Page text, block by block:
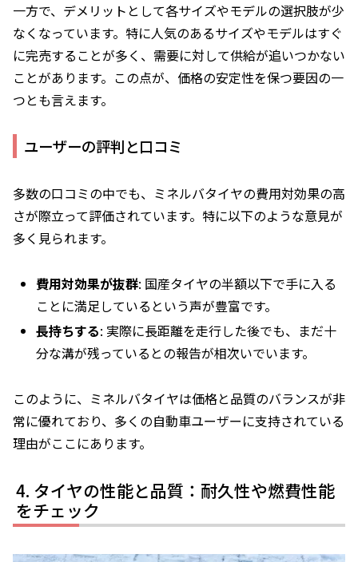
一方で、デメリットとして各サイズやモデルの選択肢が少
なくなっています。特に人気のあるサイズやモデルはすぐ
に完売することが多く、需要に対して供給が追いつかない
ことがあります。この点が、価格の安定性を保つ要因の一
つとも言えます。
ユーザーの評判と口コミ
多数の口コミの中でも、ミネルバタイヤの費用対効果の高
さが際立って評価されています。特に以下のような意見が
多く見られます。
費用対効果が抜群: 国産タイヤの半額以下で手に入る
ことに満足しているという声が豊富です。
長持ちする: 実際に長距離を走行した後でも、まだ十
分な溝が残っているとの報告が相次いでいます。
このように、ミネルバタイヤは価格と品質のバランスが非
常に優れており、多くの自動車ユーザーに支持されている
理由がここにあります。
タイヤの性能と品質：耐久性や燃費性能
をチェック